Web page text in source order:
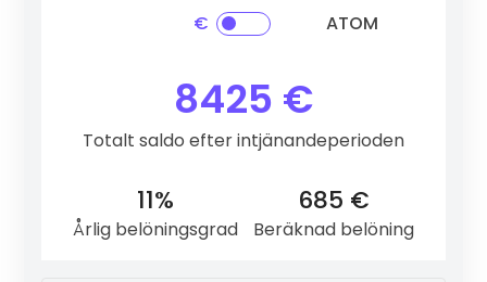
€ ATOM
8425 €
Totalt saldo efter intjänandeperioden
11%
Årlig belöningsgrad
685 €
Beräknad belöning
Ethereum(ETH) 3 %
Cardano(ADA)6 %